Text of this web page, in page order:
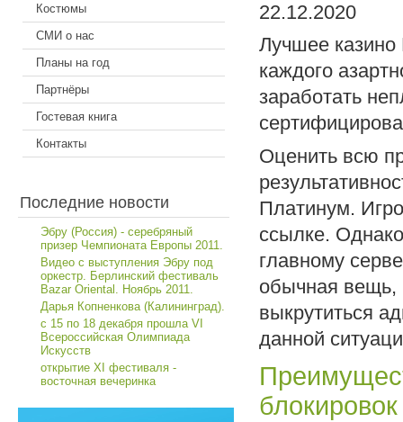
Костюмы
СМИ о нас
Планы на год
Партнёры
Гостевая книга
Контакты
Последние новости
Эбру (Россия) - серебряный
призер Чемпионата Европы 2011.
Видео с выступления Эбру под
оркестр. Берлинский фестиваль
Bazar Oriental. Ноябрь 2011.
Дарья Копненкова (Калининград).
с 15 по 18 декабря прошла VI
Всероссийская Олимпиада
Искусств
открытие XI фестиваля -
восточная вечеринка
22.12.2020
Лучшее казино
каждого
заработать
Оценить всю
Платинум.
ссылке.
главному
обычная вещь,
выкрутиться
данной
блокировок